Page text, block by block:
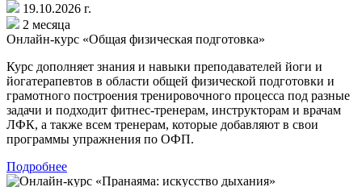
19.10.2026 г.
2 месяца
Онлайн-курс «Общая физическая подготовка»
Курс дополняет знания и навыки преподавателей йоги и
йогатерапевтов в области общей физической подготовки и
грамотного построения тренировочного процесса под разные
задачи и подходит фитнес-тренерам, инструкторам и врачам
ЛФК, а также всем тренерам, которые добавляют в свои
программы упражнения по ОФП.
Подробнее